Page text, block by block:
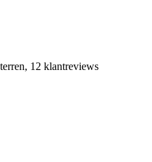
12 klantreviews